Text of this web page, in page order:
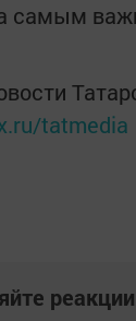
самым
tatmedia
реакции